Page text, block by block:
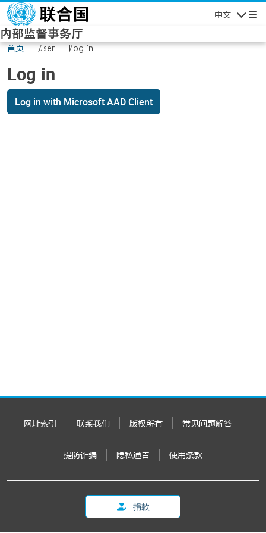
Skip to main content
中文
内部监督事务厅
首页 user Log in
Log in
Log in with Microsoft AAD Client
网址索引 联系我们 版权所有 常见问题解答
提防诈骗 隐私通告 使用条款
捐款